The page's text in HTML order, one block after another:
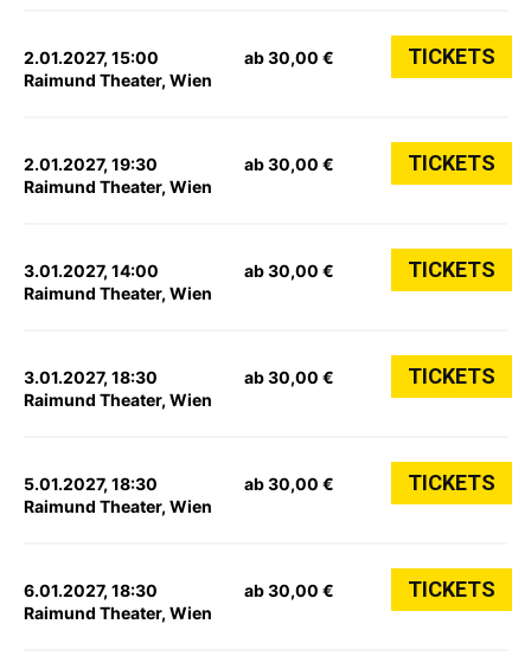
2.01.2027, 15:00
Raimund Theater, Wien
ab 30,00 € TICKETS
2.01.2027, 19:30
Raimund Theater, Wien
ab 30,00 € TICKETS
3.01.2027, 14:00
Raimund Theater, Wien
ab 30,00 € TICKETS
3.01.2027, 18:30
Raimund Theater, Wien
ab 30,00 € TICKETS
5.01.2027, 18:30
Raimund Theater, Wien
ab 30,00 € TICKETS
6.01.2027, 18:30
Raimund Theater, Wien
ab 30,00 € TICKETS